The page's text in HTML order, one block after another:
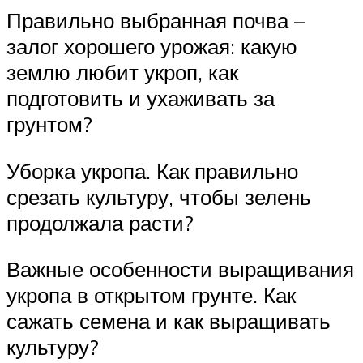
Правильно выбранная почва –
залог хорошего урожая: какую
землю любит укроп, как
подготовить и ухаживать за
грунтом?
Уборка укропа. Как правильно
срезать культуру, чтобы зелень
продолжала расти?
Важные особенности выращивания
укропа в открытом грунте. Как
сажать семена и как выращивать
культуру?